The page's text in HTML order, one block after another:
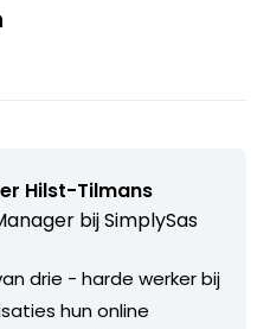
Hilst-Tilmans
bijSimplySas
drie - harde werker bij
hun online